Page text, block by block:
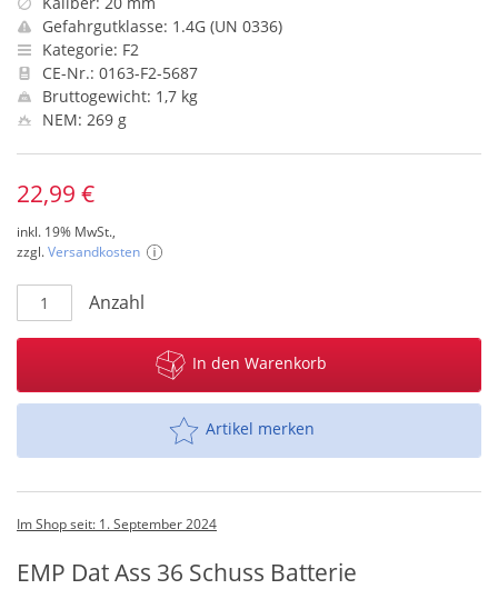
Gefahrgutklasse: 1.4G (UN 0336)
Kategorie: F2
CE-Nr.: 0163-F2-5687
Bruttogewicht: 1,7 kg
NEM: 269 g
22,99 €
inkl. 19% MwSt.,
zzgl.Versandkosten
Anzahl
In den Warenkorb
Artikel merken
Im Shop seit: 1. September 2024
EMP Dat Ass 36 Schuss Batterie